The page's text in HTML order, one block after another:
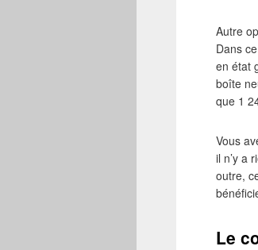
Autre
Dans
en état
boîte
que 1
Vous
il n’y a
outre,
Le